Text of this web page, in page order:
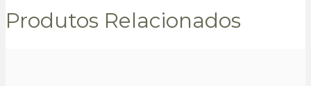
Produtos Relacionados